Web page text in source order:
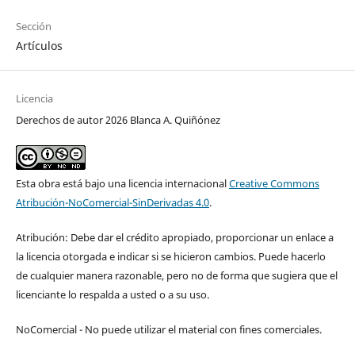
Sección
Artículos
Licencia
Derechos de autor 2026 Blanca A. Quiñónez
Esta obra está bajo una licencia internacionalCreative Commons
Atribución-NoComercial-SinDerivadas 4.0.
Atribución: Debe dar el crédito apropiado, proporcionar un enlace a
la licencia otorgada e indicar si se hicieron cambios. Puede hacerlo
de cualquier manera razonable, pero no de forma que sugiera que el
licenciante lo respalda a usted o a su uso.
NoComercial - No puede utilizar el material con fines comerciales.